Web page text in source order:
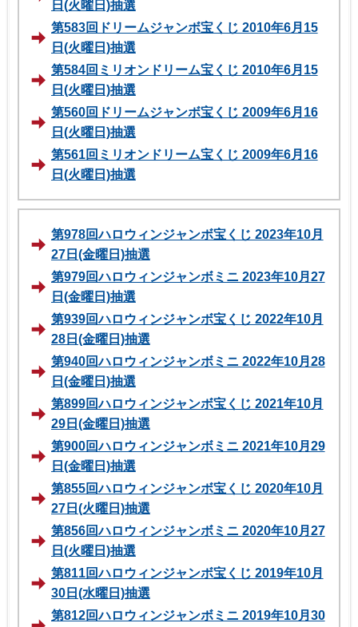
日(火曜日)抽選
第583回ドリームジャンボ宝くじ 2010年6月15
日(火曜日)抽選
第584回ミリオンドリーム宝くじ 2010年6月15
日(火曜日)抽選
第560回ドリームジャンボ宝くじ 2009年6月16
日(火曜日)抽選
第561回ミリオンドリーム宝くじ 2009年6月16
日(火曜日)抽選
第978回ハロウィンジャンボ宝くじ 2023年10月
27日(金曜日)抽選
第979回ハロウィンジャンボミニ 2023年10月27
日(金曜日)抽選
第939回ハロウィンジャンボ宝くじ 2022年10月
28日(金曜日)抽選
第940回ハロウィンジャンボミニ 2022年10月28
日(金曜日)抽選
第899回ハロウィンジャンボ宝くじ 2021年10月
29日(金曜日)抽選
第900回ハロウィンジャンボミニ 2021年10月29
日(金曜日)抽選
第855回ハロウィンジャンボ宝くじ 2020年10月
27日(火曜日)抽選
第856回ハロウィンジャンボミニ 2020年10月27
日(火曜日)抽選
第811回ハロウィンジャンボ宝くじ 2019年10月
30日(水曜日)抽選
第812回ハロウィンジャンボミニ 2019年10月30